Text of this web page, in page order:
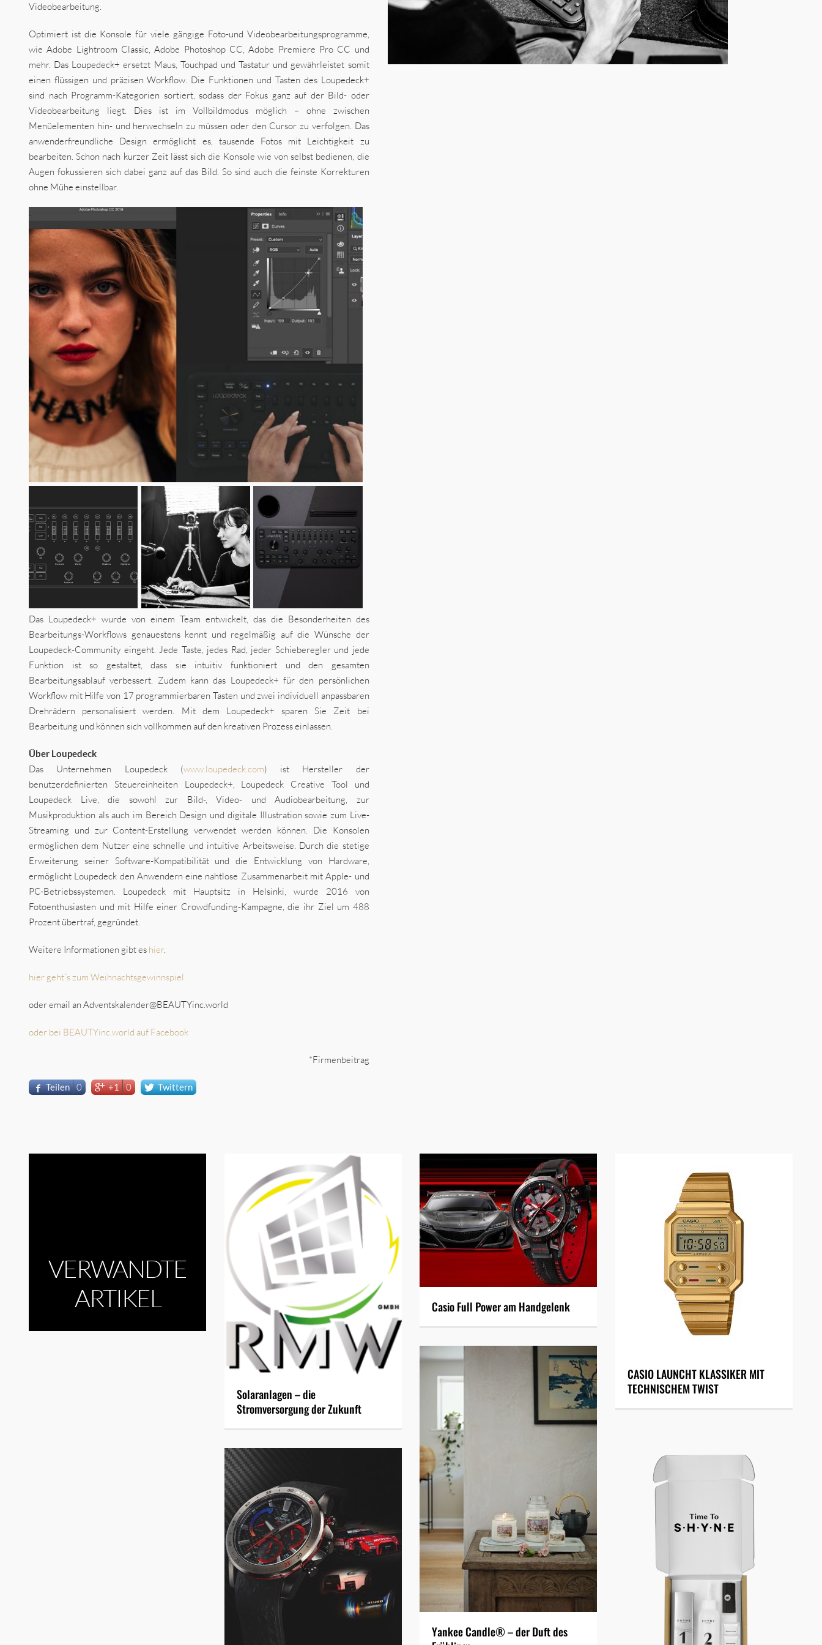
Videobearbeitung.
Optimiert ist die Konsole für viele gängige Foto-und Videobearbeitungsprogramme,
wie Adobe Lightroom Classic, Adobe Photoshop CC, Adobe Premiere Pro CC und
mehr. Das Loupedeck+ ersetzt Maus, Touchpad und Tastatur und gewährleistet somit
einen flüssigen und präzisen Workflow. Die Funktionen und Tasten des Loupedeck+
sind nach Programm-Kategorien sortiert, sodass der Fokus ganz auf der Bild- oder
Videobearbeitung liegt. Dies ist im Vollbildmodus möglich – ohne zwischen
Menüelementen hin- und herwechseln zu müssen oder den Cursor zu verfolgen. Das
anwenderfreundliche Design ermöglicht es, tausende Fotos mit Leichtigkeit zu
bearbeiten. Schon nach kurzer Zeit lässt sich die Konsole wie von selbst bedienen, die
Augen fokussieren sich dabei ganz auf das Bild. So sind auch die feinste Korrekturen
ohne Mühe einstellbar.
Das Loupedeck+ wurde von einem Team entwickelt, das die Besonderheiten des
Bearbeitungs-Workflows genauestens kennt und regelmäßig auf die Wünsche der
Loupedeck-Community eingeht. Jede Taste, jedes Rad, jeder Schieberegler und jede
Funktion ist so gestaltet, dass sie intuitiv funktioniert und den gesamten
Bearbeitungsablauf verbessert. Zudem kann das Loupedeck+ für den persönlichen
Workflow mit Hilfe von 17 programmierbaren Tasten und zwei individuell anpassbaren
Drehrädern personalisiert werden. Mit dem Loupedeck+ sparen Sie Zeit bei
Bearbeitung und können sich vollkommen auf den kreativen Prozess einlassen.
Über Loupedeck
Das Unternehmen Loupedeck (www.loupedeck.com) ist Hersteller der
benutzerdefinierten Steuereinheiten Loupedeck+, Loupedeck Creative Tool und
Loupedeck Live, die sowohl zur Bild-, Video- und Audiobearbeitung, zur
Musikproduktion als auch im Bereich Design und digitale Illustration sowie zum Live-
Streaming und zur Content-Erstellung verwendet werden können. Die Konsolen
ermöglichen dem Nutzer eine schnelle und intuitive Arbeitsweise. Durch die stetige
Erweiterung seiner Software-Kompatibilität und die Entwicklung von Hardware,
ermöglicht Loupedeck den Anwendern eine nahtlose Zusammenarbeit mit Apple- und
PC-Betriebssystemen. Loupedeck mit Hauptsitz in Helsinki, wurde 2016 von
Fotoenthusiasten und mit Hilfe einer Crowdfunding-Kampagne, die ihr Ziel um 488
Prozent übertraf, gegründet.
Weitere Informationen gibt es hier.
hier geht´s zum Weihnachtsgewinnspiel
oder email an Adventskalender@BEAUTYinc.world
oder bei BEAUTYinc.world auf Facebook
*Firmenbeitrag
Teilen 0 +1 0 Twittern
VERWANDTE
ARTIKEL
Solaranlagen – die
Stromversorgung der Zukunft
Casio Full Power am Handgelenk
CASIO LAUNCHT KLASSIKER MIT
TECHNISCHEM TWIST
Yankee Candle® – der Duft des